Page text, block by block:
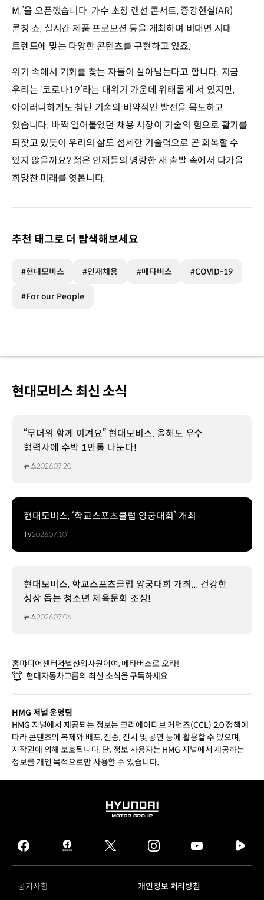
M.’을 오픈했습니다. 가수 초청 랜선 콘서트, 증강현실(AR)
론칭 쇼, 실시간 제품 프로모션 등을 개최하며 비대면 시대
트렌드에 맞는 다양한 콘텐츠를 구현하고 있죠.
위기 속에서 기회를 찾는 자들이 살아남는다고 합니다. 지금
우리는 ‘코로나19’라는 대위기 가운데 위태롭게 서 있지만,
아이러니하게도 첨단 기술의 비약적인 발전을 목도하고
있습니다. 바짝 얼어붙었던 채용 시장이 기술의 힘으로 활기를
되찾고 있듯이 우리의 삶도 섬세한 기술력으로 곧 회복할 수
있지 않을까요? 젊은 인재들의 명랑한 새 출발 속에서 다가올
희망찬 미래를 엿봅니다.
추천 태그로 더 탐색해보세요
#현대모비스 #인재채용 #메타버스 #COVID-19
#For our People
현대모비스 최신 소식
“무더위 함께 이겨요” 현대모비스, 올해도 우수
협력사에 수박 1만통 나눈다!
뉴스2026.07.20
현대모비스, ‘학교스포츠클럽 양궁대회’ 개최
TV2026.07.10
현대모비스, 학교스포츠클럽 양궁대회 개최... 건강한
성장 돕는 청소년 체육문화 조성!
뉴스2026.07.06
홈미디어센터저널신입사원이여, 메타버스로 오라!
현대자동차그룹의 최신 소식을 구독하세요
HMG 저널 운영팀
HMG 저널에서 제공되는 정보는 크리에이티브 커먼즈(CCL) 2.0 정책에
따라 콘텐츠의 복제와 배포, 전송, 전시 및 공연 등에 활용할 수 있으며,
저작권에 의해 보호됩니다. 단, 정보 사용자는 HMG 저널에서 제공하는
정보를 개인 목적으로만 사용할 수 있습니다.
HYUNDAI
GROUP
facebook
hmg
journal
twitter instagram
tv
공지사항
개인정보 처리방침